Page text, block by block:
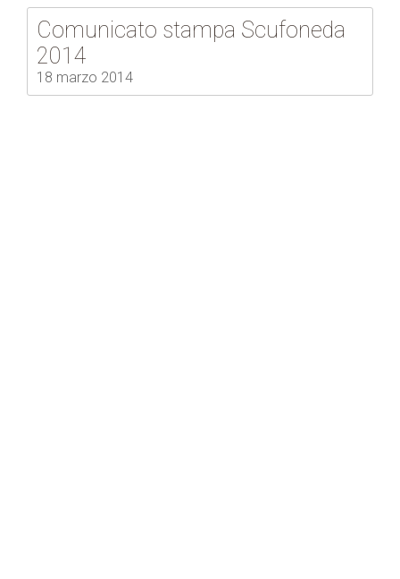
Comunicato stampa Scufoneda
2014
18 marzo 2014